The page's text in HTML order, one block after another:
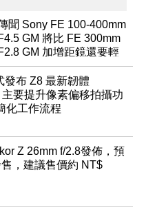
聞 Sony FE 100-400mm
GM 將比 FE 300mm
GM 加增距鏡還要輕
？
發布 Z8 最新韌體
主要提升像素偏移拍攝功
化工作流程
Z 26mm f/2.8發佈，預
，建議售價約 NT$